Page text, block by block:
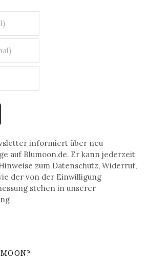
informiert über neu
auf Blumoon.de. Er kann jederzeit
zum Datenschutz, Widerruf,
der von der Einwilligung
stehen in unserer